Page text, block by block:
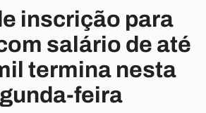
inscrição para
salário de até
termina nesta
feira